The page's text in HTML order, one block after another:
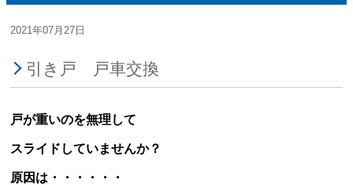
2021年07月27日
引き戸 戸車交換
戸が重いのを無理して
スライドしていませんか？
原因は・・・・・・